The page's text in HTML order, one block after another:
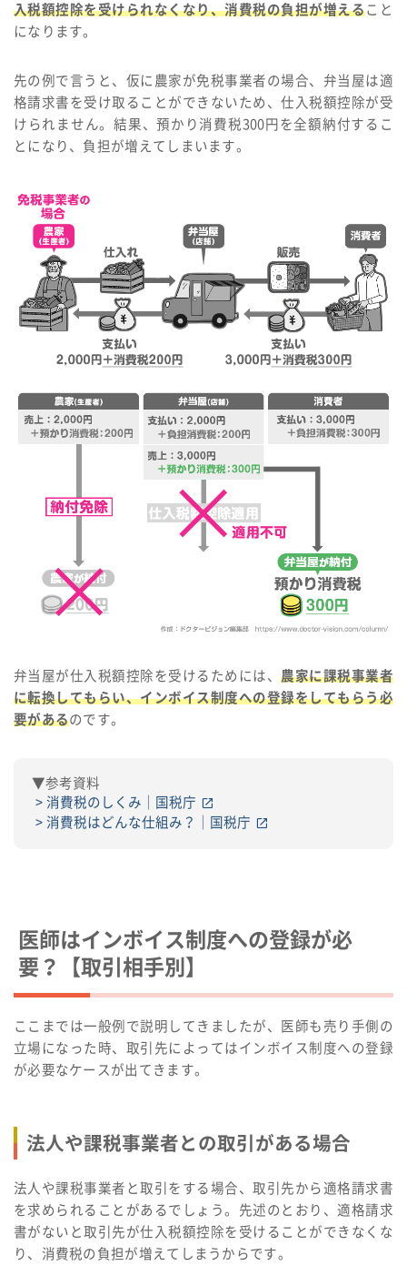
入税額控除を受けられなくなり、消費税の負担が増えること
になります。
先の例で言うと、仮に農家が免税事業者の場合、弁当屋は適
格請求書を受け取ることができないため、仕入税額控除が受
けられません。結果、預かり消費税300円を全額納付するこ
とになり、負担が増えてしまいます。
弁当屋が仕入税額控除を受けるためには、農家に課税事業者
に転換してもらい、インボイス制度への登録をしてもらう必
要があるのです。
▼参考資料
消費税のしくみ｜国税庁
消費税はどんな仕組み？｜国税庁
医師はインボイス制度への登録が必
要？【取引相手別】
ここまでは一般例で説明してきましたが、医師も売り手側の
立場になった時、取引先によってはインボイス制度への登録
が必要なケースが出てきます。
法人や課税事業者との取引がある場合
法人や課税事業者と取引をする場合、取引先から適格請求書
を求められることがあるでしょう。先述のとおり、適格請求
書がないと取引先が仕入税額控除を受けることができなくな
り、消費税の負担が増えてしまうからです。